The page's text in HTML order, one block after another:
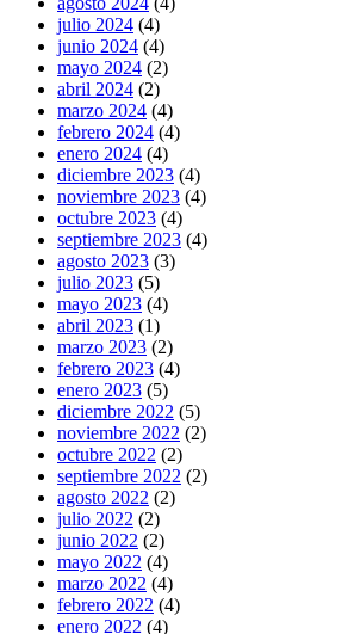
julio 2024 (4)
junio 2024 (4)
mayo 2024 (2)
abril 2024 (2)
marzo 2024 (4)
febrero 2024 (4)
enero 2024 (4)
diciembre 2023 (4)
noviembre 2023 (4)
octubre 2023 (4)
septiembre 2023 (4)
agosto 2023 (3)
julio 2023 (5)
mayo 2023 (4)
abril 2023 (1)
marzo 2023 (2)
febrero 2023 (4)
enero 2023 (5)
diciembre 2022 (5)
noviembre 2022 (2)
octubre 2022 (2)
septiembre 2022 (2)
agosto 2022 (2)
julio 2022 (2)
junio 2022 (2)
mayo 2022 (4)
marzo 2022 (4)
febrero 2022 (4)
enero 2022 (4)